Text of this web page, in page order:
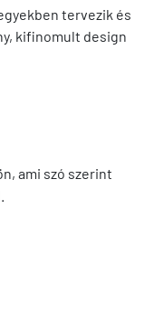
tervezik és
kifinomult design
ami szó szerint